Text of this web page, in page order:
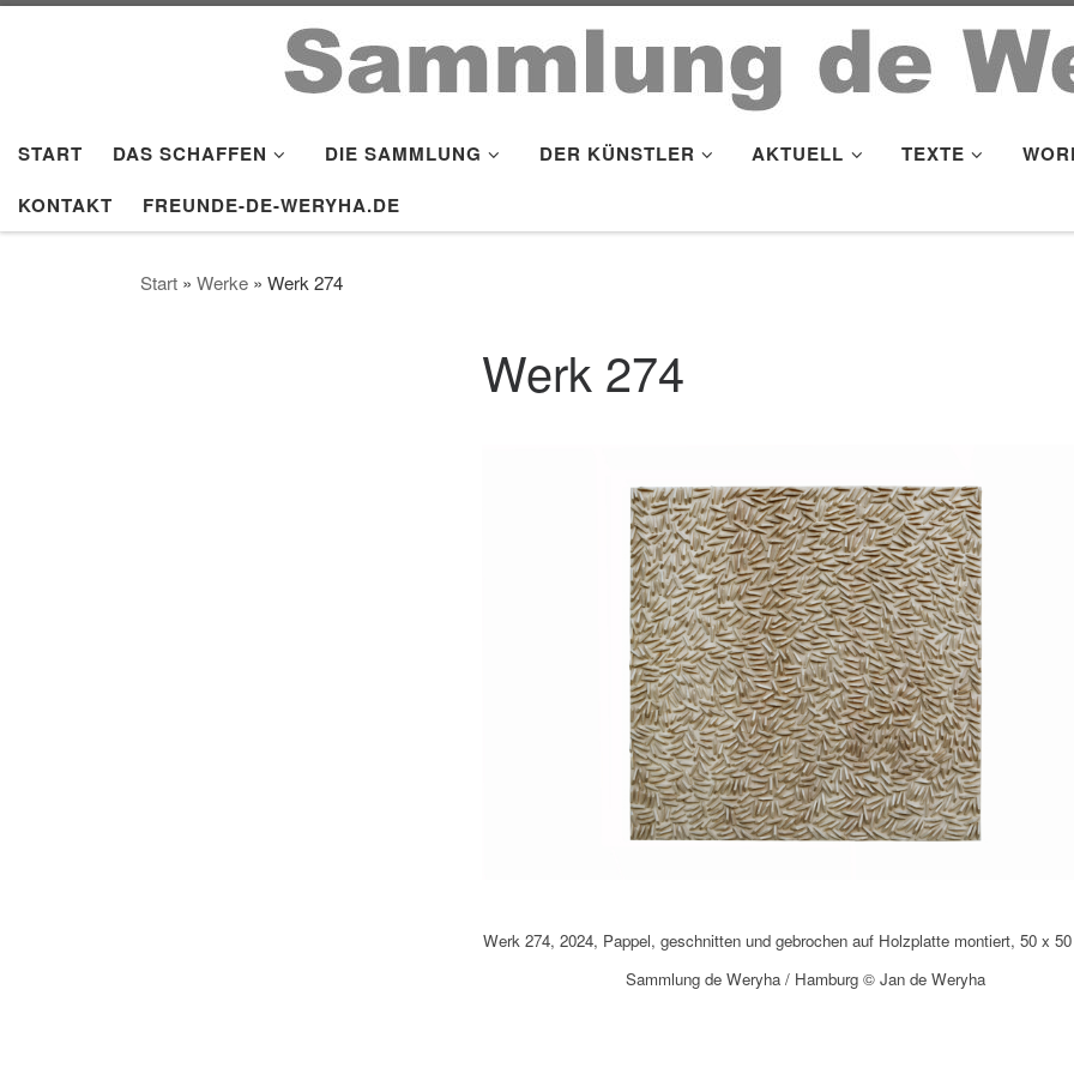
START DAS SCHAFFEN DIE SAMMLUNG DER KÜNSTLER AKTUELL TEXTE
KONTAKT
FREUNDE-DE-WERYHA.DE
Start » Werke » Werk 274
Werk 274
Werk 274, 2024, Pappel, geschnitten und gebrochen auf Holzplatte montiert, 50 x
Sammlung de Weryha / Hamburg © Jan de Weryha